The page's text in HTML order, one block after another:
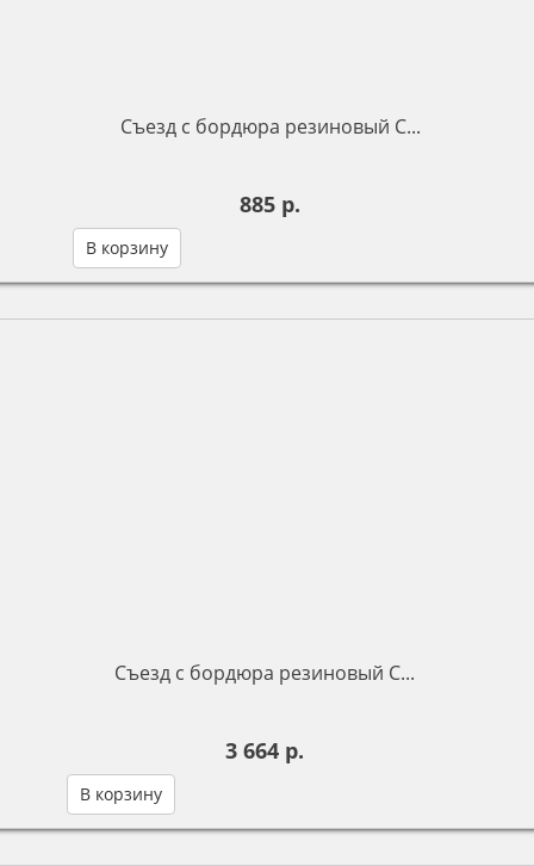
Съезд с бордюра резиновый С...
885 р.
В корзину
Съезд с бордюра резиновый С...
3 664 р.
В корзину